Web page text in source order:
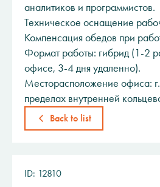
аналитиков и программистов.
Техническое оснащение
Компенсация обедов при
Формат работы: гибрид (1-2
офисе, 3-4 дня удаленно).
Месторасположение офиса:
пределах внутренней
Back to list
ID: 12810